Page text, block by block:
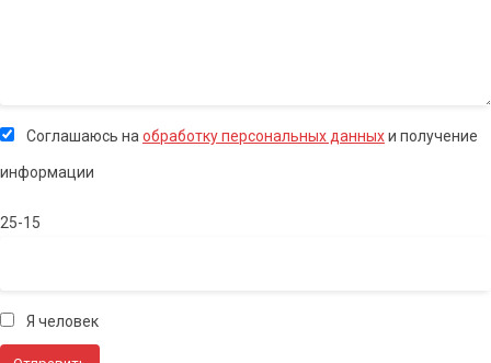
Соглашаюсь на обработку персональных данныхи получение
информации
25-15
Я человек